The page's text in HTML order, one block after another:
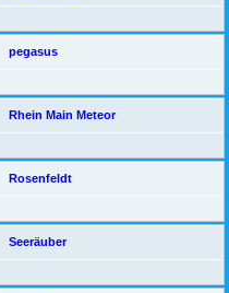
pegasus
Rhein Main Meteor
Rosenfeldt
Seeräuber